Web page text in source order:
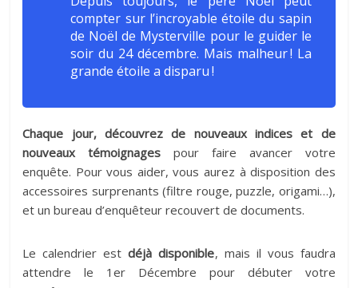
compter sur l’incroyable étoile du sapin
de Noël de Mysterville pour le guider le
soir du 24 décembre. Mais malheur ! La
grande étoile a disparu !
Chaque jour, découvrez de nouveaux indices et de
nouveaux témoignages pour faire avancer votre
enquête. Pour vous aider, vous aurez à disposition des
accessoires surprenants (filtre rouge, puzzle, origami…),
et un bureau d’enquêteur recouvert de documents.
Le calendrier estdéjà disponible, mais il vous faudra
attendre le 1er Décembre pour débuter votre